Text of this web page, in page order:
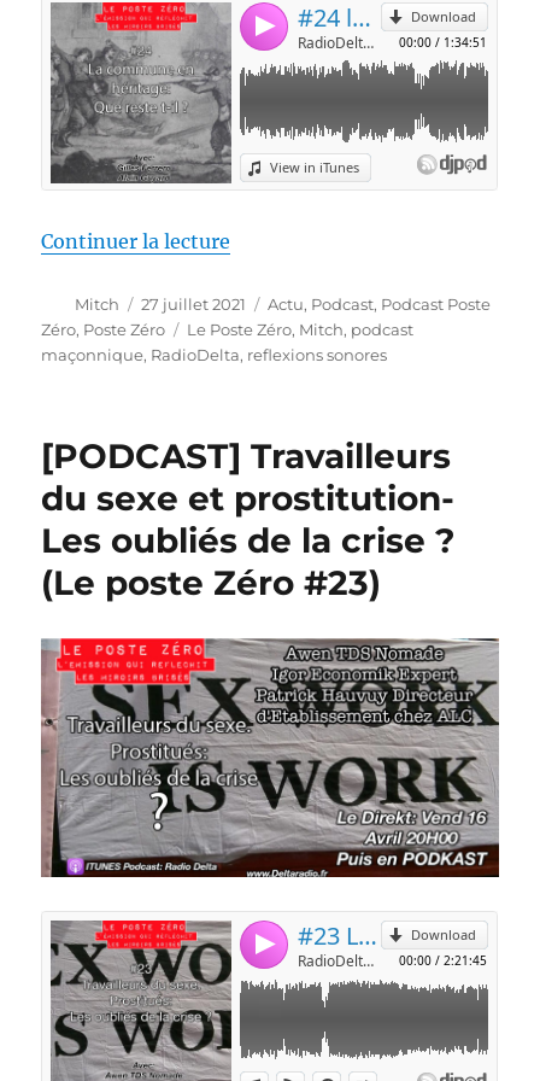
Continuer la lecture
Auteur
Mitch
Publié
le
27 juillet 2021 Catégories
Actu, Podcast, Podcast Poste
Zéro, Poste Zéro Étiquettes
Le Poste Zéro, Mitch, podcast
maçonnique, RadioDelta, reflexions sonores
[PODCAST] Travailleurs
du sexe et prostitution-
Les oubliés de la crise ?
(Le poste Zéro #23)